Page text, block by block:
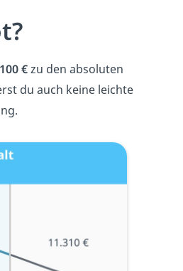
€zu den absoluten
du auch keine leichte